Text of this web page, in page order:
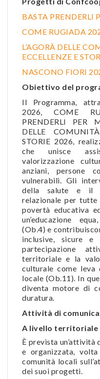
BASTA PRENDERLI
COME RUGIADA
L’AGORÀ DELLE
ECCELLENZE E
NASCONO FIORI
Obiettivo del
Il Programma,
2026, COME
PRENDERLI PER
DELLE
STORIE 2026,
che unisce
valorizzazione
anziani, persone
vulnerabili. Gli
della salute e il
relazionale per
povertà educativa
un’educazione
(Ob.4) e
inclusive, sicure e
partecipazione
territoriale e la
culturale come leva
locale (Ob.11). In
diventa motore di
duratura.
Attività di
A livello territoriale
È prevista
e organizzata,
comunità locali
dei suoi progetti.